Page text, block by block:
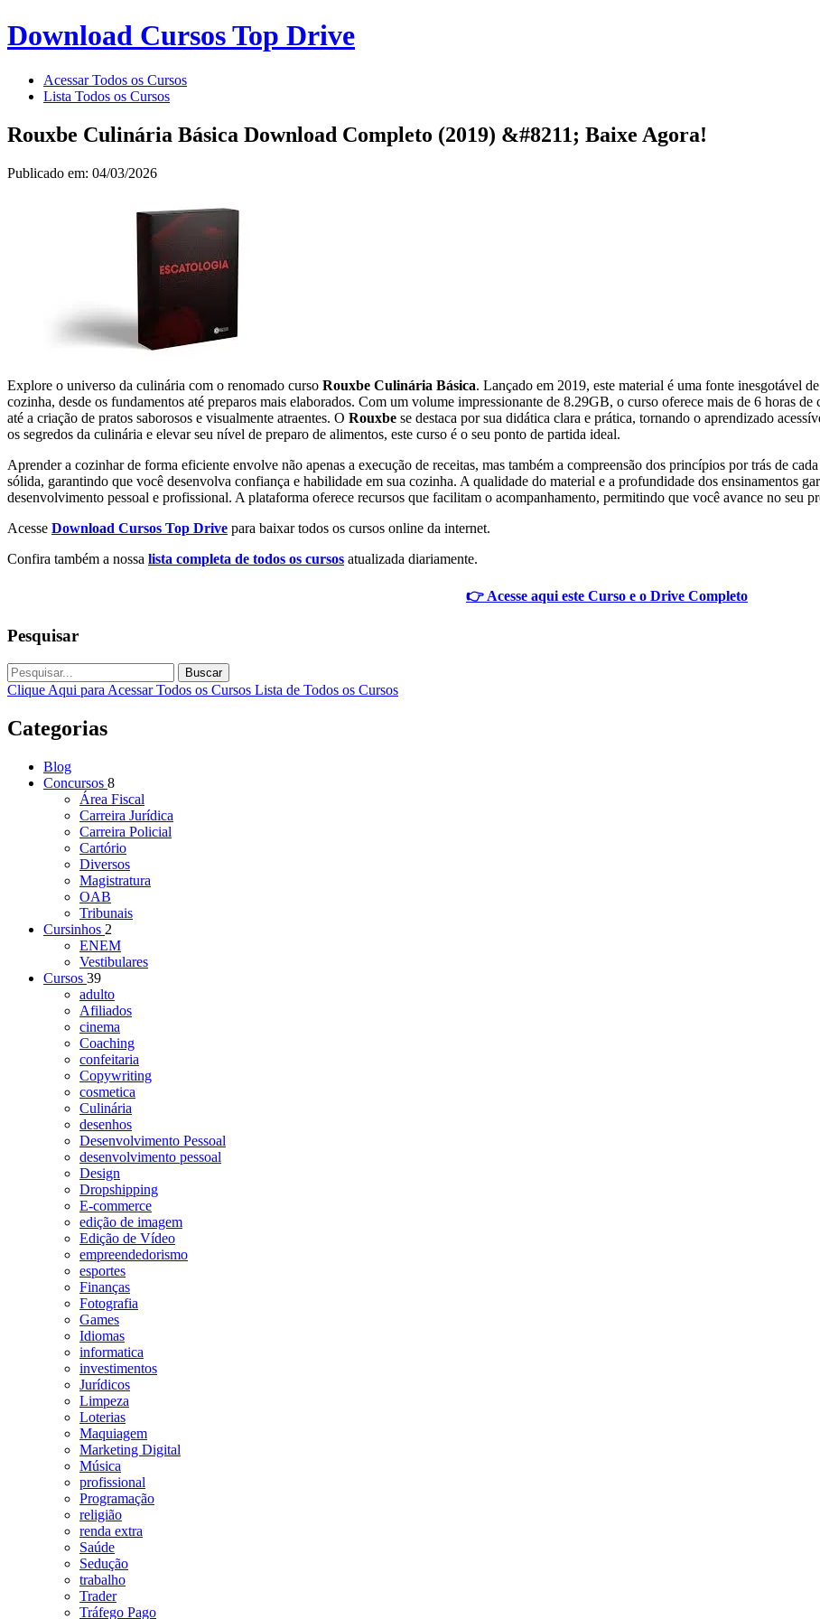
Download Cursos Top Drive
Acessar Todos os Cursos
Lista Todos os Cursos
Rouxbe Culinária Básica Download Completo (2019) &#8211; Baixe Agora!
Publicado em: 04/03/2026
Explore o universo da culinária com o renomado curso Rouxbe Culinária Básica. Lançado em 2019, este material é uma fonte inesgotável
cozinha, desde os fundamentos até preparos mais elaborados. Com um volume impressionante de 8.29GB, o curso oferece mais de 6 horas
até a criação de pratos saborosos e visualmente atraentes. O Rouxbe se destaca por sua didática clara e prática, tornando o aprendizado
os segredos da culinária e elevar seu nível de preparo de alimentos, este curso é o seu ponto de partida ideal.
Aprender a cozinhar de forma eficiente envolve não apenas a execução de receitas, mas também a compreensão dos princípios por trás de
sólida, garantindo que você desenvolva confiança e habilidade em sua cozinha. A qualidade do material e a profundidade dos ensinamentos
desenvolvimento pessoal e profissional. A plataforma oferece recursos que facilitam o acompanhamento, permitindo que você avance no seu
Acesse Download Cursos Top Drive para baixar todos os cursos online da internet.
Confira também a nossa lista completa de todos os cursos atualizada diariamente.
👉 Acesse aqui este Curso e o Drive Completo
Pesquisar
Buscar
Clique Aqui para Acessar Todos os Cursos Lista de Todos os Cursos
Categorias
Blog
Concursos 8
Área Fiscal
Carreira Jurídica
Carreira Policial
Cartório
Diversos
Magistratura
OAB
Tribunais
Cursinhos 2
ENEM
Vestibulares
Cursos 39
adulto
Afiliados
cinema
Coaching
confeitaria
Copywriting
cosmetica
Culinária
desenhos
Desenvolvimento Pessoal
desenvolvimento pessoal
Design
Dropshipping
E-commerce
edição de imagem
Edição de Vídeo
empreendedorismo
esportes
Finanças
Fotografia
Games
Idiomas
informatica
investimentos
Jurídicos
Limpeza
Loterias
Maquiagem
Marketing Digital
Música
profissional
Programação
religião
renda extra
Saúde
Sedução
trabalho
Trader
Tráfego Pago